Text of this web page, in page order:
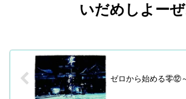
いだめしよーぜ
ゼロから始める零⑫